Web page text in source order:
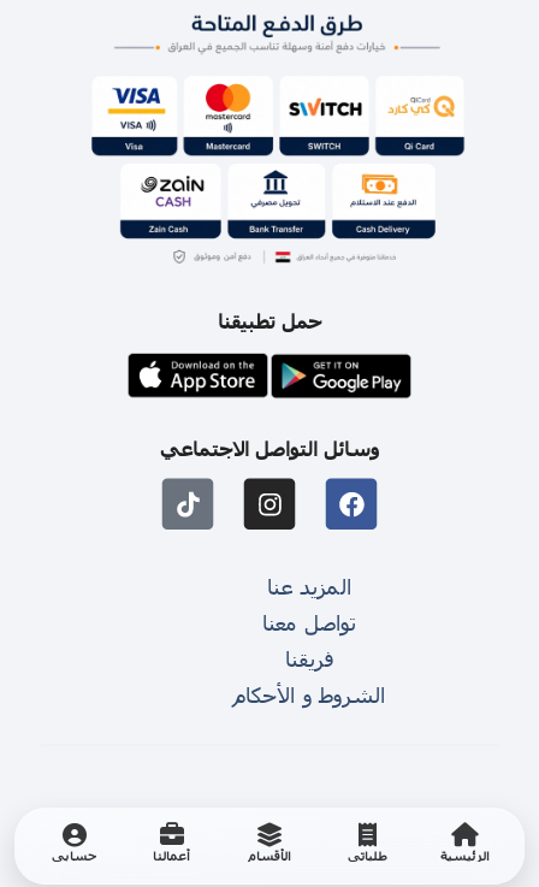
الرئيسية طلباتي الأقسام أعمالنا حسابي
حمل تطبيقنا
وسائل التواصل الاجتماعي
المزيد عنا
تواصل معنا
فريقنا
الشروط و الأحكام